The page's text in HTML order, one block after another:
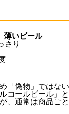
薄いビール
さり
「偽物」ではな
コールビール」
、通常は商品ご